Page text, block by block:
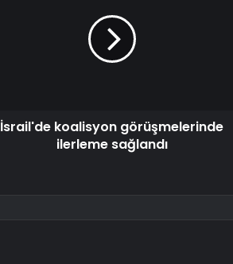
İsrail'de koalisyon görüşmelerinde
ilerleme sağlandı